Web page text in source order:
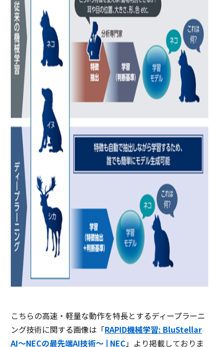
こちらの高速・軽量な動作を特長とするディープラーニ
ング技術に関する画像は「RAPID機械学習: BluStellar
AI～NECの最先端AI技術～ | NEC」より掲載しておりま